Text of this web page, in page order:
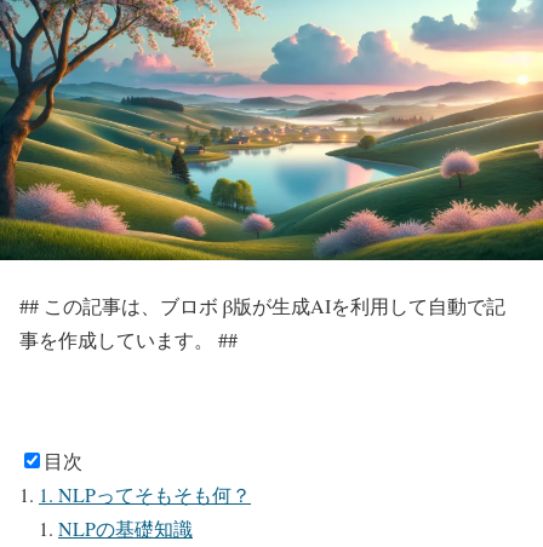
## この記事は、ブロボ β版が生成AIを利用して自動で記
事を作成しています。 ##
目次
1. NLPってそもそも何？
NLPの基礎知識